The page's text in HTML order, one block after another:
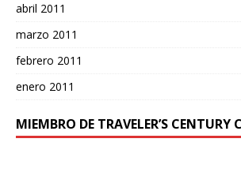
abril 2011
marzo 2011
febrero 2011
enero 2011
MIEMBRO DE TRAVELER’S CENTURY